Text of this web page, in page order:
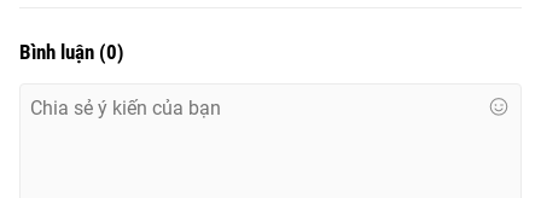
Bình luận (0)